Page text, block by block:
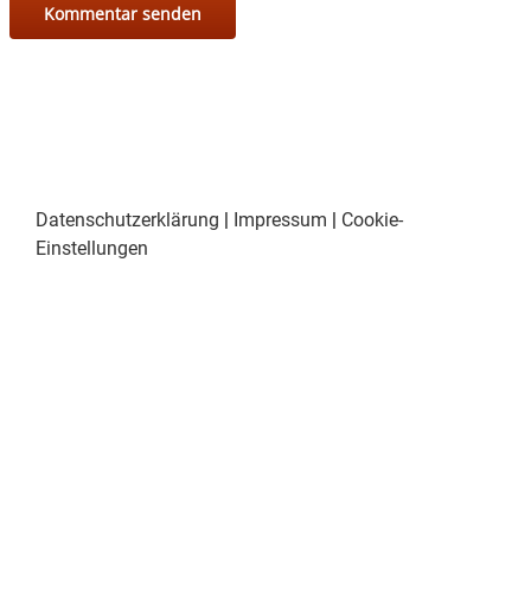
Datenschutzerklärung | Impressum | Cookie-
Einstellungen